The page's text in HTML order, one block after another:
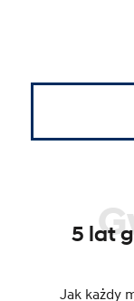
5 lat
Jak każdy